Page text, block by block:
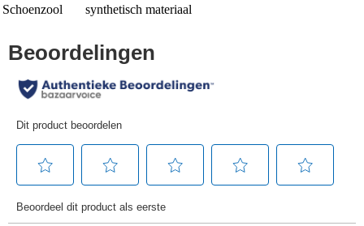
Schoenzool
synthetisch materiaal